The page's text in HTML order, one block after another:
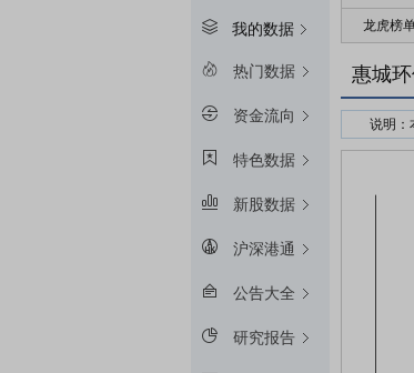
我的数据
热门数据
资金流向
特色数据
新股数据
沪深港通
公告大全
研究报告
龙虎榜
惠城
说明：
接受股
预警